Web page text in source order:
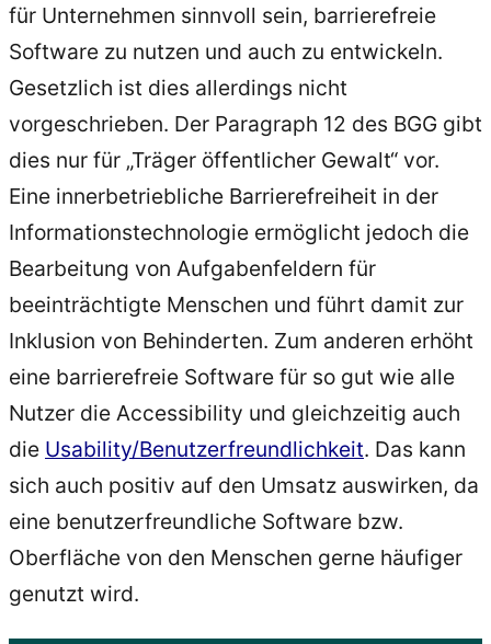
für Unternehmen sinnvoll sein, barrierefreie
Software zu nutzen und auch zu entwickeln.
Gesetzlich ist dies allerdings nicht
vorgeschrieben. Der Paragraph 12 des BGG gibt
dies nur für „Träger öffentlicher Gewalt“ vor.
Eine innerbetriebliche Barrierefreiheit in der
Informationstechnologie ermöglicht jedoch die
Bearbeitung von Aufgabenfeldern für
beeinträchtigte Menschen und führt damit zur
Inklusion von Behinderten. Zum anderen erhöht
eine barrierefreie Software für so gut wie alle
Nutzer die Accessibility und gleichzeitig auch
die Usability/Benutzerfreundlichkeit. Das kann
sich auch positiv auf den Umsatz auswirken, da
eine benutzerfreundliche Software bzw.
Oberfläche von den Menschen gerne häufiger
genutzt wird.